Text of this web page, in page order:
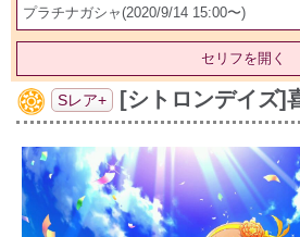
プラチナガシャ(2020/9/14 15:00〜)
セリフを開く
Sレア+ [シトロンデイズ]